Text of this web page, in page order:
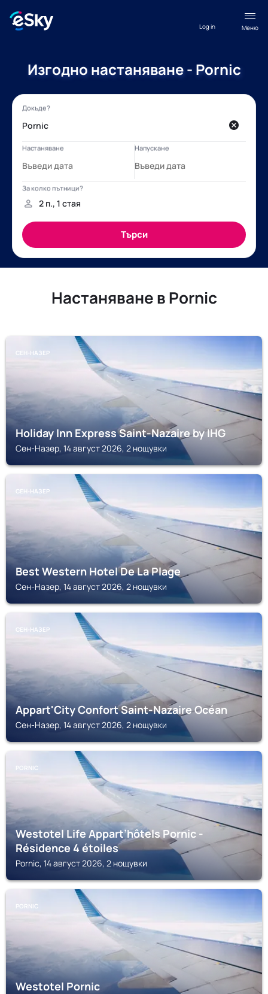
Меню
Log in
Изгодно настаняване - Pornic
Настаняване в Pornic
СЕН-НАЗЕР
Holiday Inn Express Saint-Nazaire by IHG
Сен-Назер, 14 август 2026, 2 нощувки
СЕН-НАЗЕР
Best Western Hotel De La Plage
Сен-Назер, 14 август 2026, 2 нощувки
СЕН-НАЗЕР
Appart'City Confort Saint-Nazaire Océan
Сен-Назер, 14 август 2026, 2 нощувки
PORNIC
Westotel Life Appart’hôtels Pornic -
Résidence 4 étoiles
Pornic, 14 август 2026, 2 нощувки
PORNIC
Westotel Pornic